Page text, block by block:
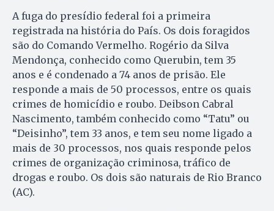
A fuga do presídio federal foi a primeira
registrada na história do País. Os dois foragidos
são do Comando Vermelho. Rogério da Silva
Mendonça, conhecido como Querubin, tem 35
anos e é condenado a 74 anos de prisão. Ele
responde a mais de 50 processos, entre os quais
crimes de homicídio e roubo. Deibson Cabral
Nascimento, também conhecido como “Tatu” ou
“Deisinho”, tem 33 anos, e tem seu nome ligado a
mais de 30 processos, nos quais responde pelos
crimes de organização criminosa, tráfico de
drogas e roubo. Os dois são naturais de Rio Branco
(AC).